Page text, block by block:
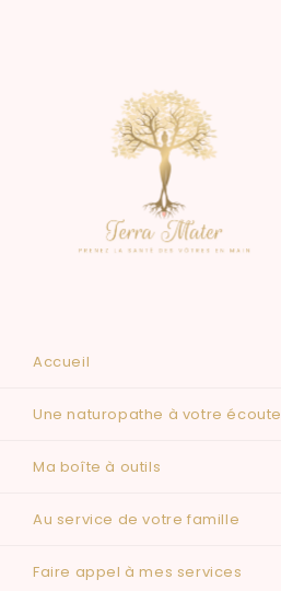
Accueil
Une naturopathe à votre écoute
Ma boîte à outils
Au service de votre famille
Faire appel à mes services